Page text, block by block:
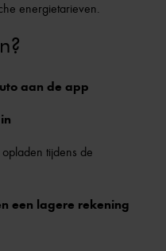
energietarieven.
aan de app
opladen tijdens de
een lagere rekening